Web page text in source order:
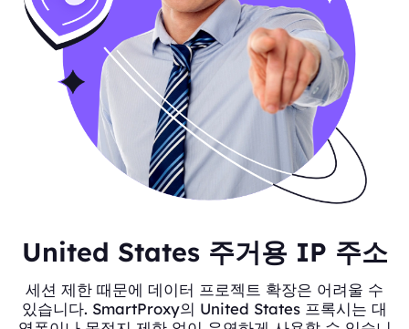
United States 주거용 IP 주소
세션 제한 때문에 데이터 프로젝트 확장은 어려울 수
있습니다. SmartProxy의 United States 프록시는 대